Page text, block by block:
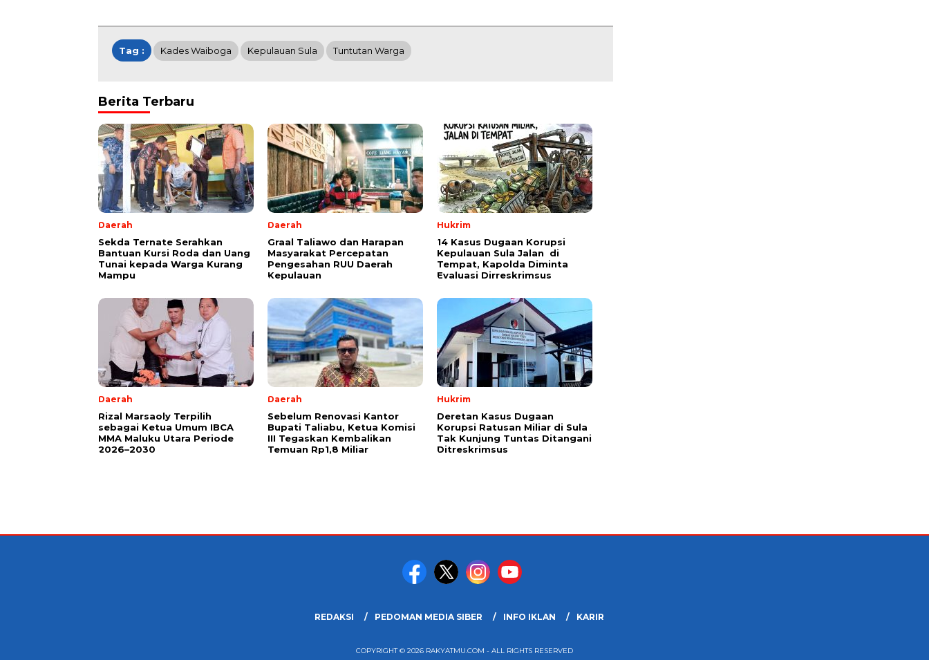
Tag : Kades Waiboga Kepulauan Sula Tuntutan Warga
Berita Terbaru
Daerah
Sekda Ternate Serahkan
Bantuan Kursi Roda dan Uang
Tunai kepada Warga Kurang
Mampu
Daerah
Graal Taliawo dan Harapan
Masyarakat Percepatan
Pengesahan RUU Daerah
Kepulauan
Hukrim
14 Kasus Dugaan Korupsi
Kepulauan Sula Jalan di
Tempat, Kapolda Diminta
Evaluasi Dirreskrimsus
Daerah
Rizal Marsaoly Terpilih
sebagai Ketua Umum IBCA
MMA Maluku Utara Periode
2026–2030
Daerah
Sebelum Renovasi Kantor
Bupati Taliabu, Ketua Komisi
III Tegaskan Kembalikan
Temuan Rp1,8 Miliar
Hukrim
Deretan Kasus Dugaan
Korupsi Ratusan Miliar di Sula
Tak Kunjung Tuntas Ditangani
Ditreskrimsus
REDAKSI PEDOMAN MEDIA SIBER INFO IKLAN KARIR
COPYRIGHT © 2026 RAKYATMU.COM - ALL RIGHTS RESERVED